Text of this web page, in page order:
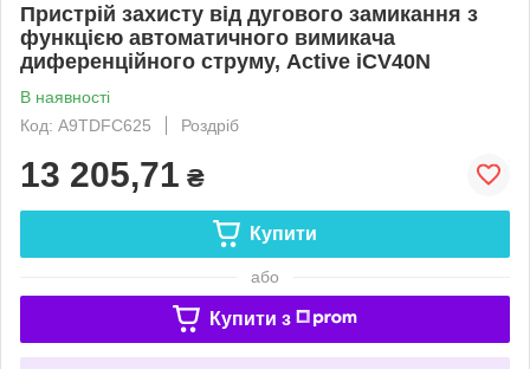
Пристрій захисту від дугового замикання з
функцією автоматичного вимикача
диференційного струму, Active iCV40N
В наявності
Код: A9TDFC625
Роздріб
13 205,71 ₴
Купити
або
Купити з